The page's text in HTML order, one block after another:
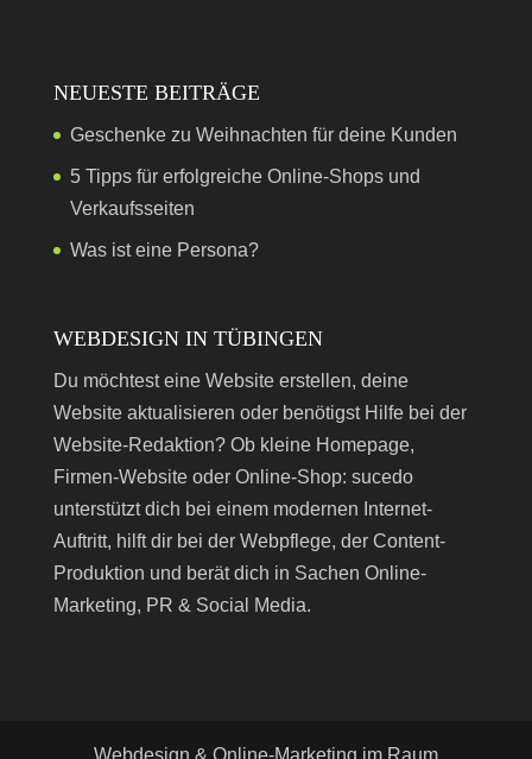
NEUESTE BEITRÄGE
Geschenke zu Weihnachten für deine Kunden
5 Tipps für erfolgreiche Online-Shops und
Verkaufsseiten
Was ist eine Persona?
WEBDESIGN IN TÜBINGEN
Du möchtest eine Website erstellen, deine
Website aktualisieren oder benötigst Hilfe bei der
Website-Redaktion? Ob kleine Homepage,
Firmen-Website oder Online-Shop: sucedo
unterstützt dich bei einem modernen Internet-
Auftritt, hilft dir bei der Webpflege, der Content-
Produktion und berät dich in Sachen Online-
Marketing, PR & Social Media.
Webdesign & Online-Marketing im Raum